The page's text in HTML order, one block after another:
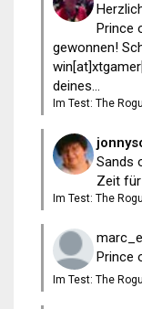
Prince
gewonnen!
deines...
Im Test: The
Sands
Zeit
Im Test: The
Prince
Im Test: The